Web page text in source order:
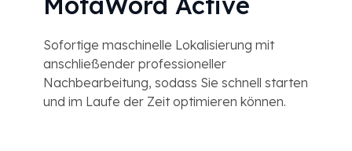
Sofortige maschinelle Lokalisierung mit
anschließender professioneller
Nachbearbeitung, sodass Sie schnell starten
und im Laufe der Zeit optimieren können.